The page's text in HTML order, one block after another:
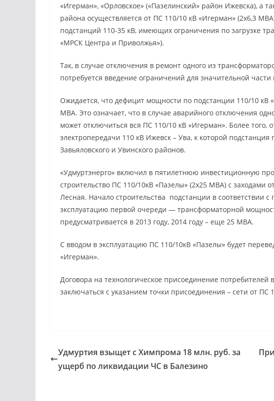
«Игерман», «Орловское» («Пазелинский» район Ижевска), а
района осуществляется от ПС 110/10 кВ «Игерман» (2х6,3
подстанций 110-35 кВ, имеющих ограничения по загрузке
«МРСК Центра и Приволжья»).
Так, в случае отключения в ремонт одного из
потребуется введение ограничений для значительной
Ожидается, что дефицит мощности по подстанции 110/10 кВ
МВА. Это означает, что в случае аварийного отключения
может отключиться вся ПС 110/10 кВ «Игерман». Более того,
электропередачи 110 кВ Ижевск – Ува, к которой
Завьяловского и Увинского районов.
«Удмуртэнерго» включил в пятилетнюю инвестиционную
строительство ПС 110/10кВ «Пазелы» (2х25 МВА) с заходами
Лесная. Начало строительства подстанции в соответствии
эксплуатацию первой очереди — трансформаторной
предусматривается в 2013 году, 2014 году – еще 25 МВА.
С вводом в эксплуатацию ПС 110/10кВ «Пазелы» будет
«Игерман».
Договора на технологическое присоединение
заключаться с указанием точки присоединения – сети от ПС
Удмуртия взыщет с Химпрома 18 млн. руб. за
ущерб по ликвидации ЧС в Балезино